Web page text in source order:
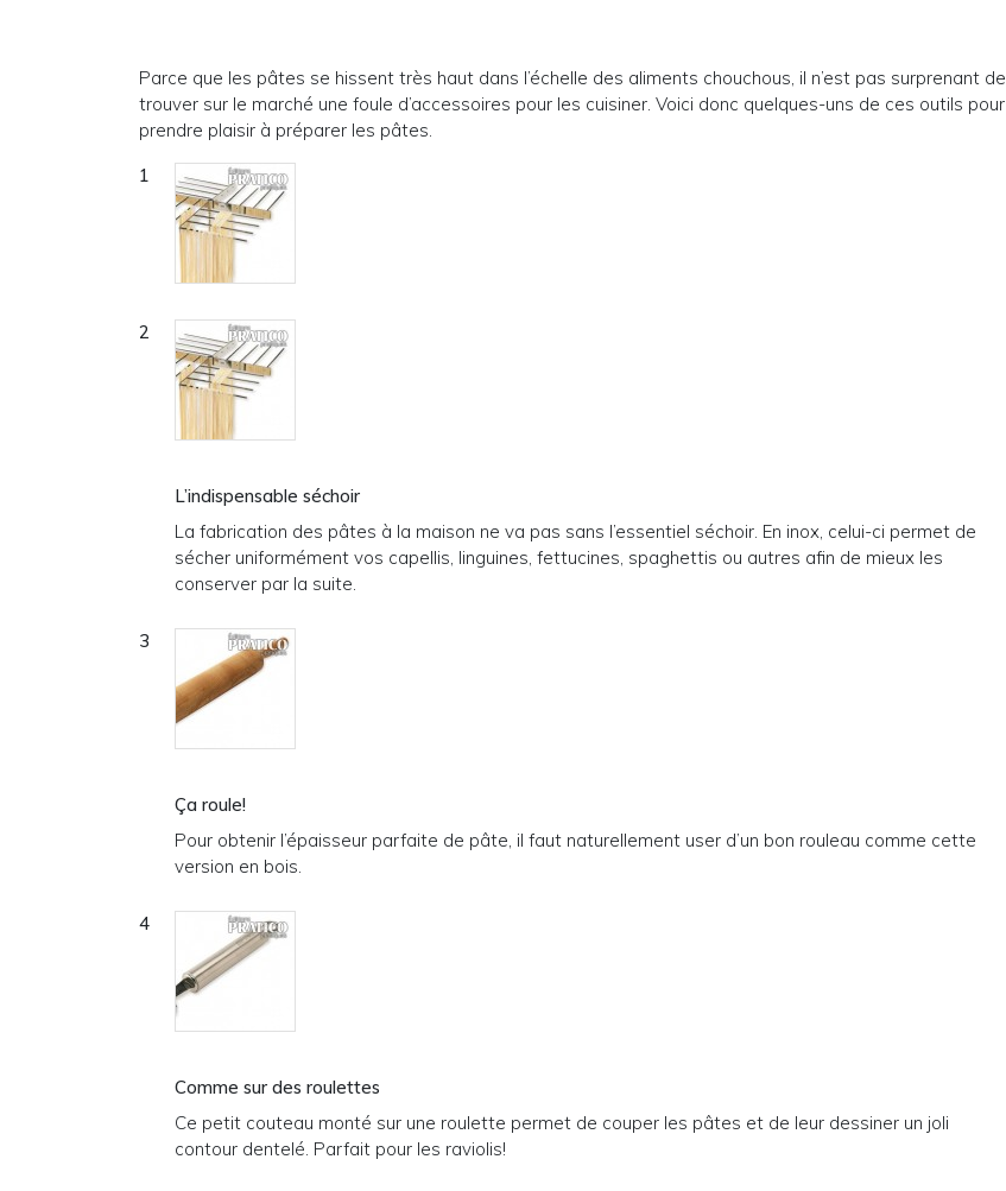
Parce que les pâtes se hissent très haut dans l’échelle des aliments chouchous, il n’est pas surprenant de
trouver sur le marché une foule d’accessoires pour les cuisiner. Voici donc quelques-uns de ces outils pour
prendre plaisir à préparer les pâtes.
L’indispensable séchoir
La fabrication des pâtes à la maison ne va pas sans l’essentiel séchoir. En inox, celui-ci permet de
sécher uniformément vos capellis, linguines, fettucines, spaghettis ou autres afin de mieux les
conserver par la suite.
Ça roule!
Pour obtenir l’épaisseur parfaite de pâte, il faut naturellement user d’un bon rouleau comme cette
version en bois.
Comme sur des roulettes
Ce petit couteau monté sur une roulette permet de couper les pâtes et de leur dessiner un joli
contour dentelé. Parfait pour les raviolis!